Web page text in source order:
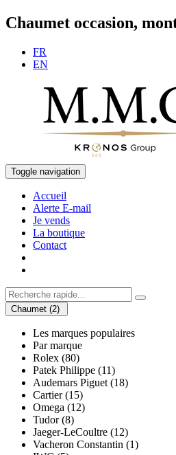
Chaumet occasion,
FR
EN
Toggle navigation
Accueil
Alerte E-mail
Je vends
La boutique
Contact
Chaumet (2)
Les marques populaires
Par marque
Rolex (80)
Patek Philippe (11)
Audemars Piguet (18)
Cartier (15)
Omega (12)
Tudor (8)
Jaeger-LeCoultre (12)
Vacheron Constantin (1)